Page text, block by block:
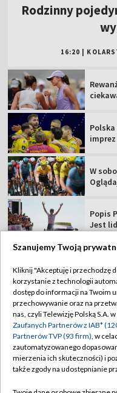
W
Popis
Szanujemy Twoją
Kliknij "Akceptuję i przechodzę
korzystanie z technologii
dostęp do informacji na Twoim
przechowywanie oraz na
nas, czyli Telewizję Polską S.A.
Zaufanych Partnerów z IAB*
Partnerów TVP (93 firm), w
zautomatyzowanego
mierzenia ich skuteczności) i
także zgody na udostępnianie